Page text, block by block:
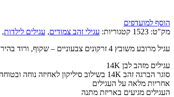
הוסף למועדפים
מק"ט: 1523 קטגוריות: עגילי זהב צמודים, עגילים לילדות,
עגיל מרובע משובץ 4 זרקונים צבעוניים – שקוף, ורוד בהיר, ורוד פוקסיה וסגול
עגילים מזהב לבן 14K
סוגר הברגה זהב 14K בשילוב סיליקון לאחיזה נוחה ובטוחה
אחריות מלאה על העגילים
העגילים מגיעים באריזת מתנה